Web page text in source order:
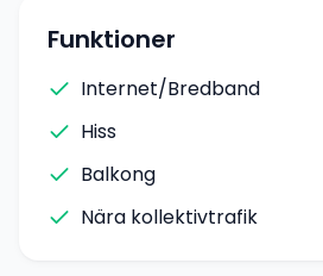
Funktioner
Internet/Bredband
Hiss
Balkong
Nära kollektivtrafik